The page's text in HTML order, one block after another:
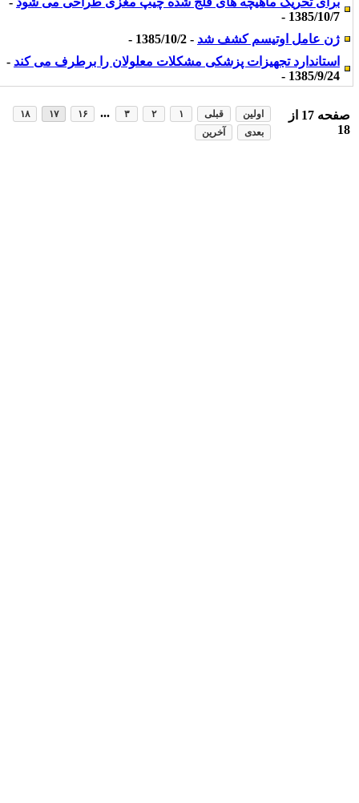
1385/10/7 -
ژن عامل اوتیسم کشف شد- 1385/10/2 -
استاندارد تجهیزات پزشکی مشکلات معلولان را برطرف می کند-
1385/9/24 -
صفحه17از
18
اولین قبلی ... ۱۷
۱۸
بعدی
آخرین